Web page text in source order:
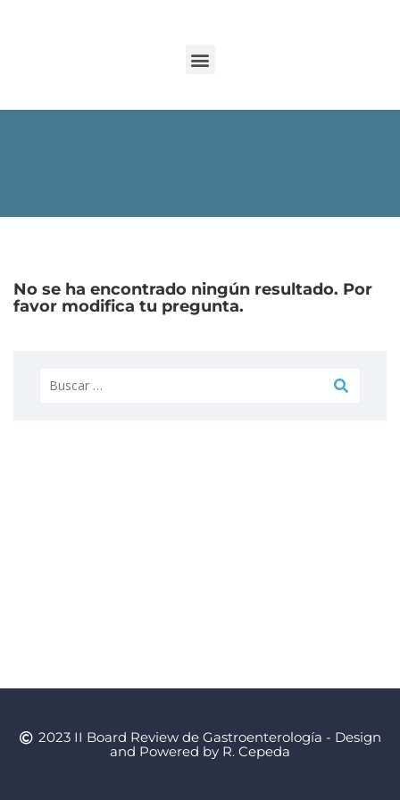
No se ha encontrado ningún resultado. Por
favor modifica tu pregunta.
2023 II Board Review de Gastroenterología - Design
and Powered by R. Cepeda